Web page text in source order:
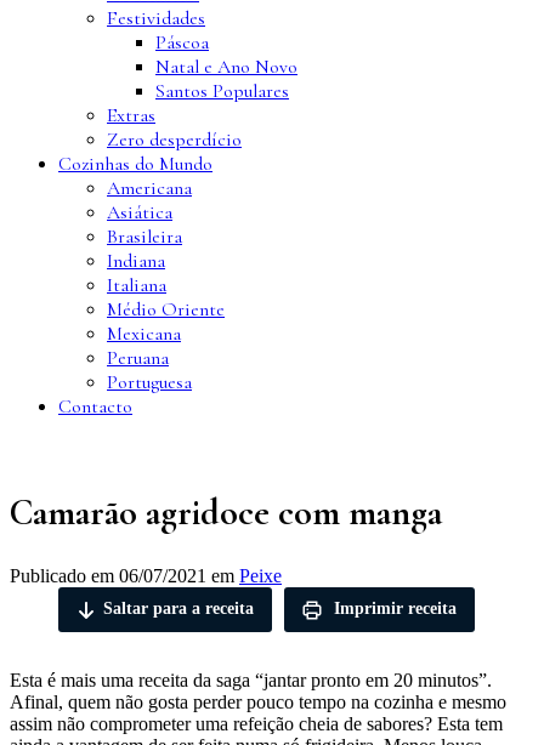
Festividades
Páscoa
Natal e Ano Novo
Santos Populares
Extras
Zero desperdício
Cozinhas do Mundo
Americana
Asiática
Brasileira
Indiana
Italiana
Médio Oriente
Mexicana
Peruana
Portuguesa
Contacto
Camarão agridoce com manga
Publicado em 06/07/2021 em Peixe
Saltar para a receita Imprimir receita
Esta é mais uma receita da saga “jantar pronto em 20 minutos”.
Afinal, quem não gosta perder pouco tempo na cozinha e mesmo
assim não comprometer uma refeição cheia de sabores? Esta tem